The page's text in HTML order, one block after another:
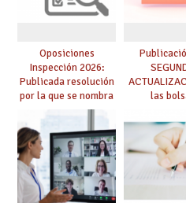
Oposiciones
Inspección 2026:
Publicada resolución
por la que se nombra
funcionarios/as en
prácticas, se regulan
dichas prácticas y se
convoca acto público
de adjudicación
las
Cuerpo de
de